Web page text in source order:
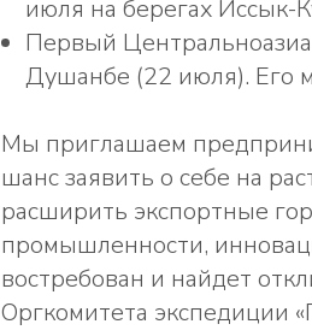
июля на берегах Иссык-
Первый
Душанбе (22 июля). Его
Мы приглашаем
шанс заявить о себе на
расширить экспортные
промышленности,
востребован и найдет
Оргкомитета экспедиции